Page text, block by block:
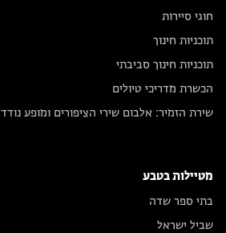
חוגי סיירות
תוכניות חינוך
תוכניות חינוך סביבתי
הכשרת מדריכי טיולים
שירת הזמיר: אלבום שירי הציפורים ומופע נודד
מטיילות בטבע
בתי ספר שדה
שביל ישראל